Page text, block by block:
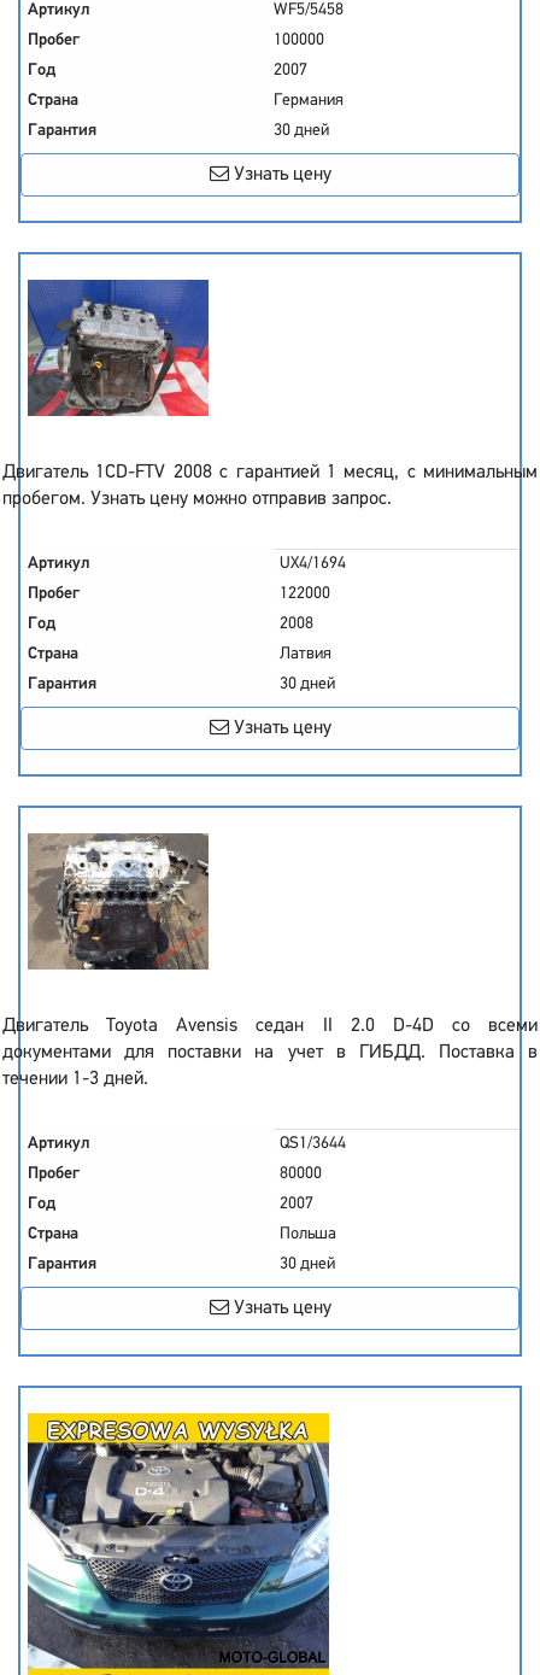
Артикул
WF5/5458
Пробег
100000
Год
2007
Страна
Германия
Гарантия
30 дней
Узнать цену
Двигатель 1CD-FTV 2008 с гарантией 1 месяц, с минимальным
пробегом. Узнать цену можно отправив запрос.
Артикул
UX4/1694
Пробег
122000
Год
2008
Страна
Латвия
Гарантия
30 дней
Узнать цену
Двигатель Toyota Avensis седан II 2.0 D-4D со всеми
документами для поставки на учет в ГИБДД. Поставка в
течении 1-3 дней.
Артикул
QS1/3644
Пробег
80000
Год
2007
Страна
Польша
Гарантия
30 дней
Узнать цену